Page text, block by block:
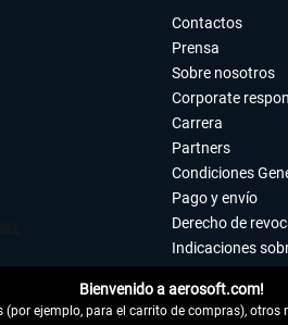
Contactos
Prensa
Sobre nosotros
Corporate
Carrera
Partners
Condiciones
Pago y envío
Derecho de
Indicaciones
Accesibilidad
Bienvenido a aerosoft.com!
ejemplo, para el carrito de compras),